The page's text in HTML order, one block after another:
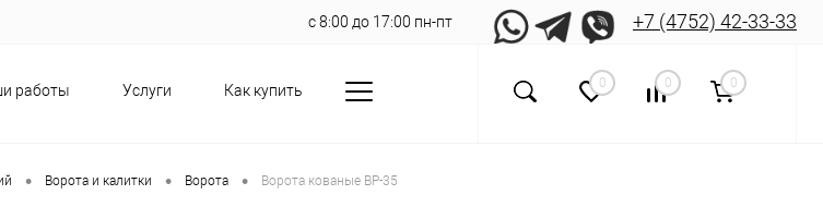
с 8:00 до 17:00 пн-пт +7 (4752) 42-33-33
работы Услуги Как купить 0 0 0
• Ворота и калитки • Ворота • Ворота кованые ВР-35